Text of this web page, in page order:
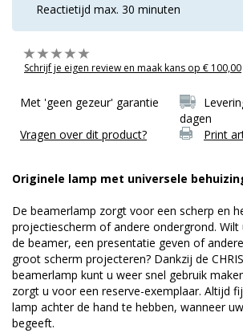
Reactietijd max. 30 minuten
Schrijf je eigen review en maak kans op € 100,00
Met 'geen gezeur' garantie
dagen
Vragen over dit product?
Print
Originele lamp met universele
De beamerlamp zorgt voor een scherp en
projectiescherm of andere ondergrond.
de beamer, een presentatie geven of
groot scherm projecteren? Dankzij de
beamerlamp kunt u weer snel gebruik
zorgt u voor een reserve-exemplaar. Altijd
lamp achter de hand te hebben, wanneer
begeeft.